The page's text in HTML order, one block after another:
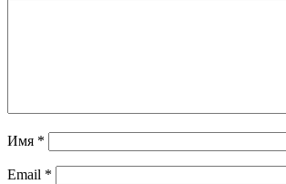
Имя *
Email *